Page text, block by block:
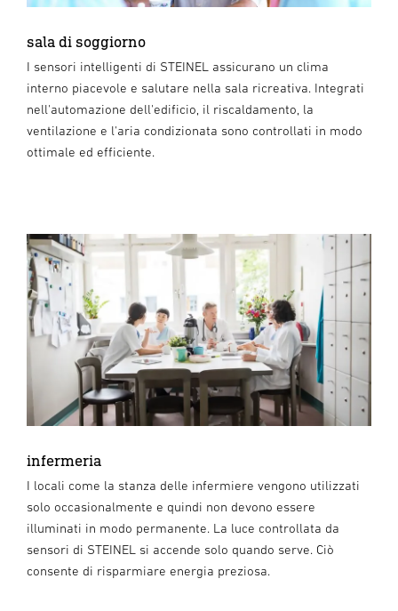
sala di soggiorno
I sensori intelligenti di STEINEL assicurano un clima
interno piacevole e salutare nella sala ricreativa. Integrati
nell'automazione dell'edificio, il riscaldamento, la
ventilazione e l'aria condizionata sono controllati in modo
ottimale ed efficiente.
infermeria
I locali come la stanza delle infermiere vengono utilizzati
solo occasionalmente e quindi non devono essere
illuminati in modo permanente. La luce controllata da
sensori di STEINEL si accende solo quando serve. Ciò
consente di risparmiare energia preziosa.